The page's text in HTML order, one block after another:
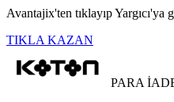
Avantajix'ten tıklayıp Yargıcı'ya
TIKLA KAZAN
PARA